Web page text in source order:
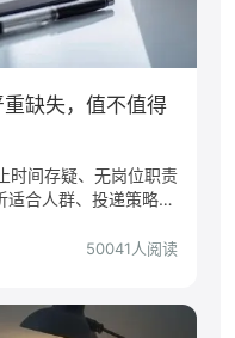
缺失，值不值得
时间存疑、无岗位职责
合人群、投递策略与
50041人阅读